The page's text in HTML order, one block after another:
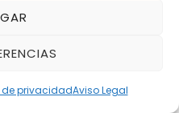
de privacidadAviso Legal
pero nadie ha
su búsqueda. ¡Vas a
Lugar